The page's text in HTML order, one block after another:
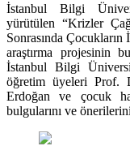
İstanbul Bilgi
yürütülen “Krizler
Sonrasında
araştırma projesinin
İstanbul Bilgi
öğretim üyeleri Prof.
Erdoğan ve çocuk
bulgularını ve